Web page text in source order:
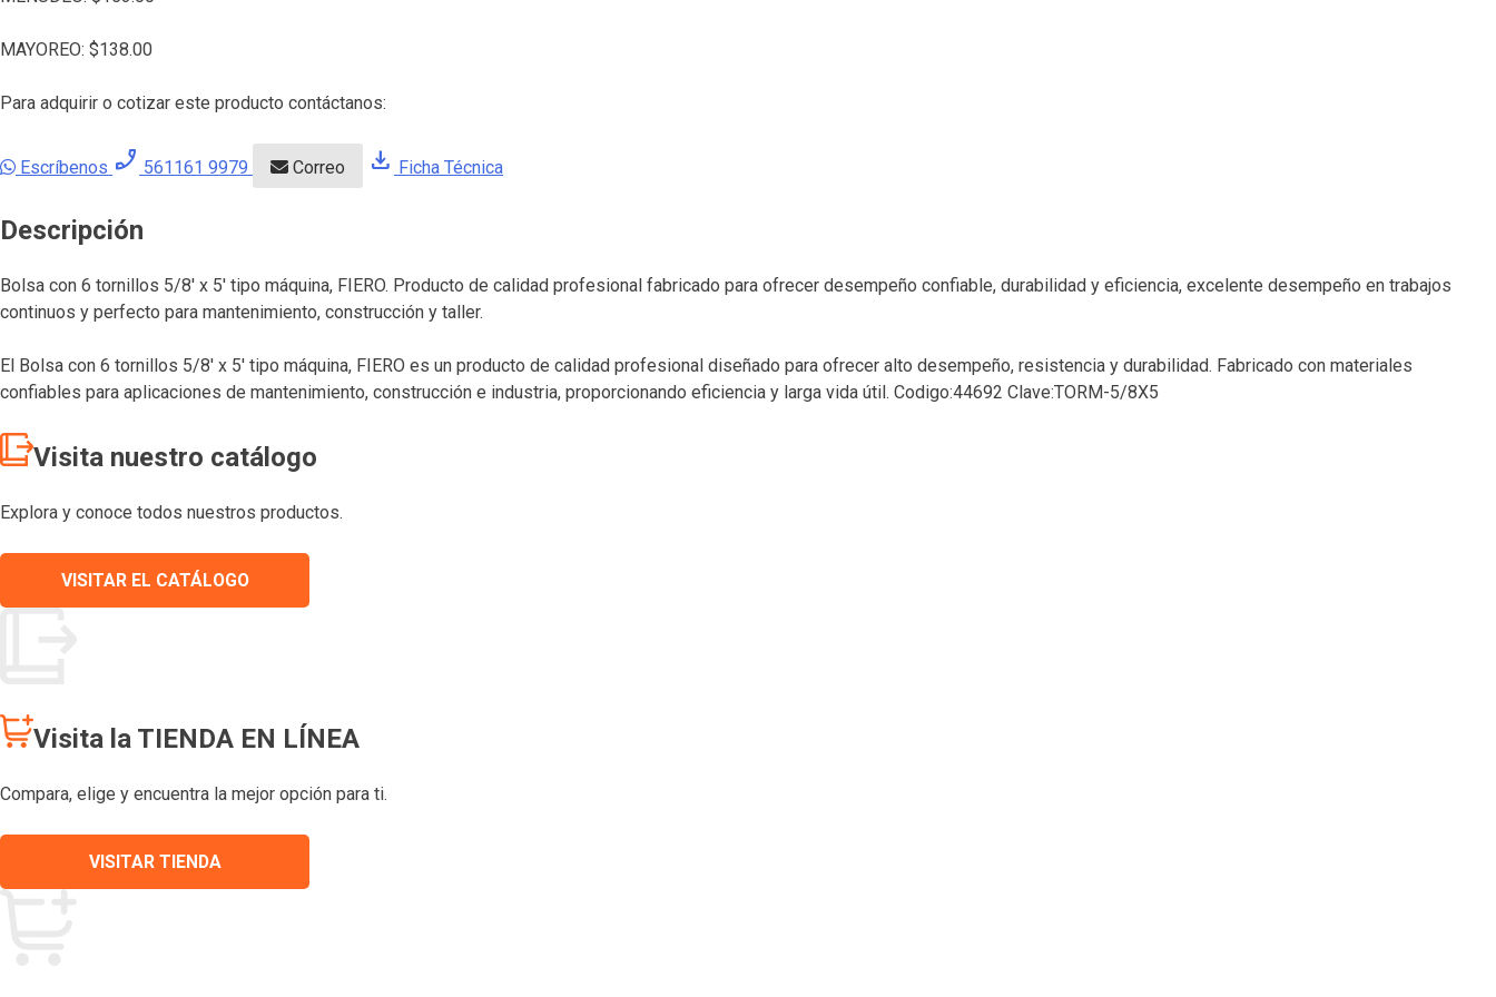
MAYOREO: $138.00
Para adquirir o cotizar este producto contáctanos:
Escríbenos phone_enabled 561161 9979 Correo download Ficha Técnica
Descripción
Bolsa con 6 tornillos 5/8′ x 5′ tipo máquina, FIERO. Producto de calidad profesional fabricado para ofrecer desempeño confiable, durabilidad y eficiencia, excelente desempeño en trabajos
continuos y perfecto para mantenimiento, construcción y taller.
El Bolsa con 6 tornillos 5/8′ x 5′ tipo máquina, FIERO es un producto de calidad profesional diseñado para ofrecer alto desempeño, resistencia y durabilidad. Fabricado con materiales
confiables para aplicaciones de mantenimiento, construcción e industria, proporcionando eficiencia y larga vida útil. Codigo:44692 Clave:TORM-5/8X5
Visita nuestro catálogo
Explora y conoce todos nuestros productos.
VISITAR EL CATÁLOGO
Visita la TIENDA EN LÍNEA
Compara, elige y encuentra la mejor opción para ti.
VISITAR TIENDA